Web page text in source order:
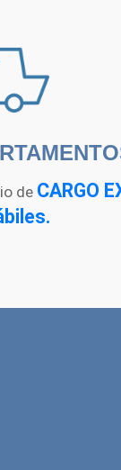
de CARGO